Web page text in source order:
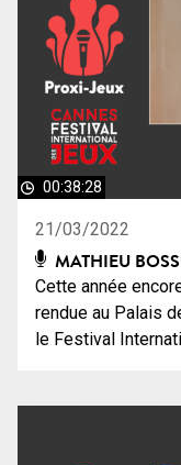
00:38:28
21/03/2022
MATHIEU
Cette année
rendue au Palais
le Festival